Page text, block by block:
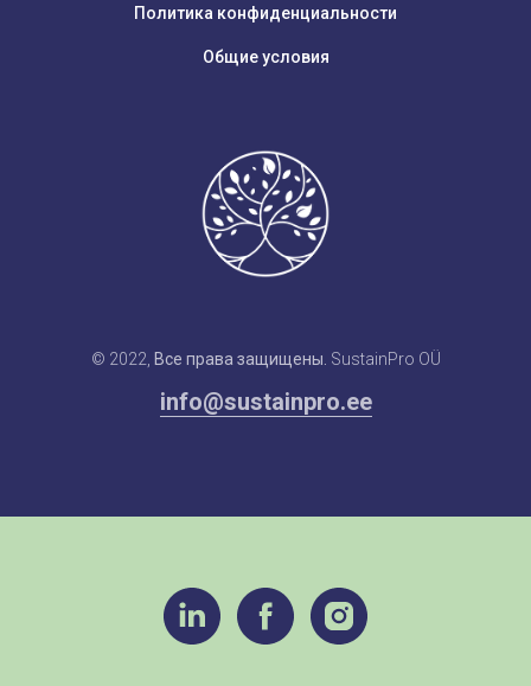
Политика конфиденциальности
Общие условия
© 2022, Все права защищены. SustainPro OÜ
info@sustainpro.ee